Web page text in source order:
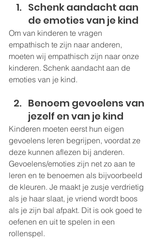
Schenk aandacht aan
de emoties van je kind
Om van kinderen te vragen
empathisch te zijn naar anderen,
moeten wij empathisch zijn naar onze
kinderen. Schenk aandacht aan de
emoties van je kind.
Benoem gevoelens van
jezelf en van je kind
Kinderen moeten eerst hun eigen
gevoelens leren begrijpen, voordat ze
deze kunnen aflezen bij anderen.
Gevoelens/emoties zijn net zo aan te
leren en te benoemen als bijvoorbeeld
de kleuren. Je maakt je zusje verdrietig
als je haar slaat, je vriend wordt boos
als je zijn bal afpakt. Dit is ook goed te
oefenen en uit te spelen in een
rollenspel.